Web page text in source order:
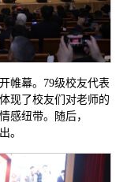
帷幕。79级校友代表
现了校友们对老师的
感纽带。随后，
。